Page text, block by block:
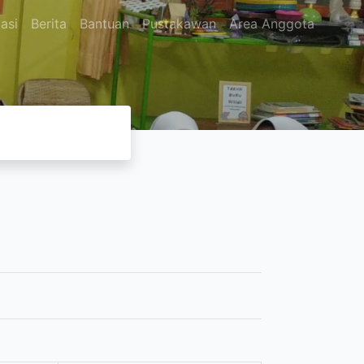
Berita Bantuan Pustakawan Area Anggota